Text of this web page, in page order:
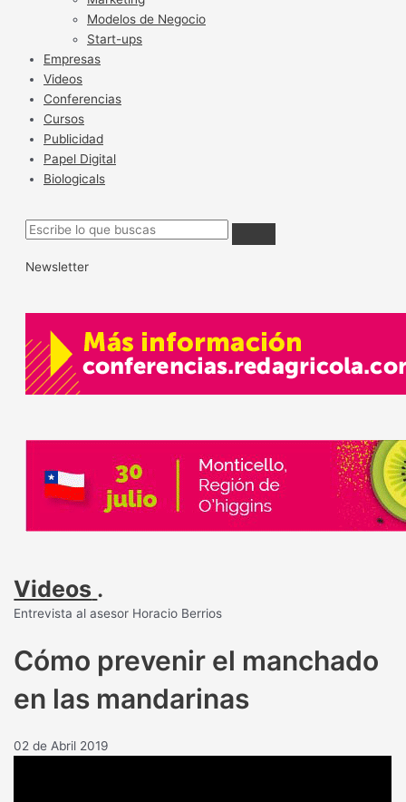
Modelos de Negocio
Start-ups
Empresas
Videos
Conferencias
Cursos
Publicidad
Papel Digital
Biologicals
Newsletter
Videos .
Entrevista al asesor Horacio Berrios
Cómo prevenir el manchado
en las mandarinas
02 de Abril 2019